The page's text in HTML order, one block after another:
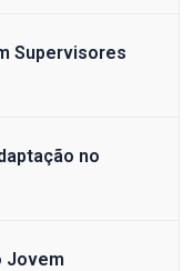
Supervisores
no
Jovem